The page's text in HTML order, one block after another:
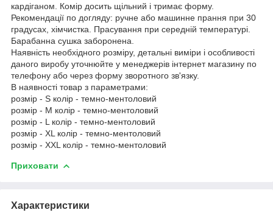
кардіганом. Комір досить щільний і тримає форму.
Рекомендації по догляду: ручне або машинне прання при 30
градусах, хімчистка. Прасування при середній температурі.
Барабанна сушка заборонена.
Наявність необхідного розміру, детальні виміри і особливості
даного виробу уточнюйте у менеджерів інтернет магазину по
телефону або через форму зворотного зв'язку.
В наявності товар з параметрами:
розмір - S колір - темно-ментоловий
розмір - M колір - темно-ментоловий
розмір - L колір - темно-ментоловий
розмір - XL колір - темно-ментоловий
розмір - XXL колір - темно-ментоловий
Приховати
Характеристики